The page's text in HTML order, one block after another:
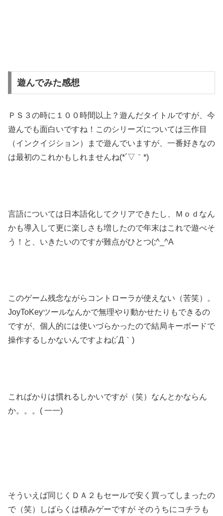
遊んでみた感想
ＰＳ３の時に１００時間以上？遊んだタイトルですが、今
遊んでも面白いですね！このシリーズについては三作目
（インクイジション）まで遊んでいますが、一番好きなの
は最初のこれかもしれませんね(*´▽｀*)
言語については日本語化してクリアできたし、Ｍｏｄなん
かも導入して更に楽しさも増したので年末はこれで遊べそ
う！と、いきたいのですが難点がひとつ(;^_^A
このゲーム残念ながらコントローラが使えない（苦笑）。
JoyToKeyツールなんかで無理やり動かせたりもできるの
ですが、個人的には使いづらかったので結局キーボードで
操作するしかないんですよね(;´Д｀)
こればかりは慣れるしかいですが（笑）なんとかならん
か。。。( 一一)
そういえば同じくＤＡ２もセールで安く買ってしまったの
で（笑）しばらくは積みゲーですが そのうちにコチラも